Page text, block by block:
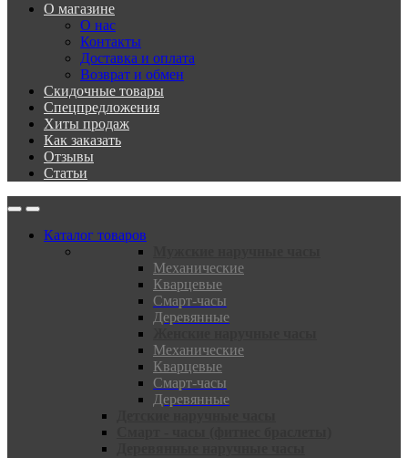
О магазине
О нас
Контакты
Доставка и оплата
Возврат и обмен
Скидочные товары
Спецпредложения
Хиты продаж
Как заказать
Отзывы
Статьи
Каталог товаров
Механические
Кварцевые
Смарт-часы
Деревянные
Механические
Кварцевые
Смарт-часы
Деревянные